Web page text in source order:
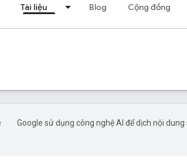
Tài liệu Blog Cộng đồng
Google sử dụng công nghệ AI để dịch nội